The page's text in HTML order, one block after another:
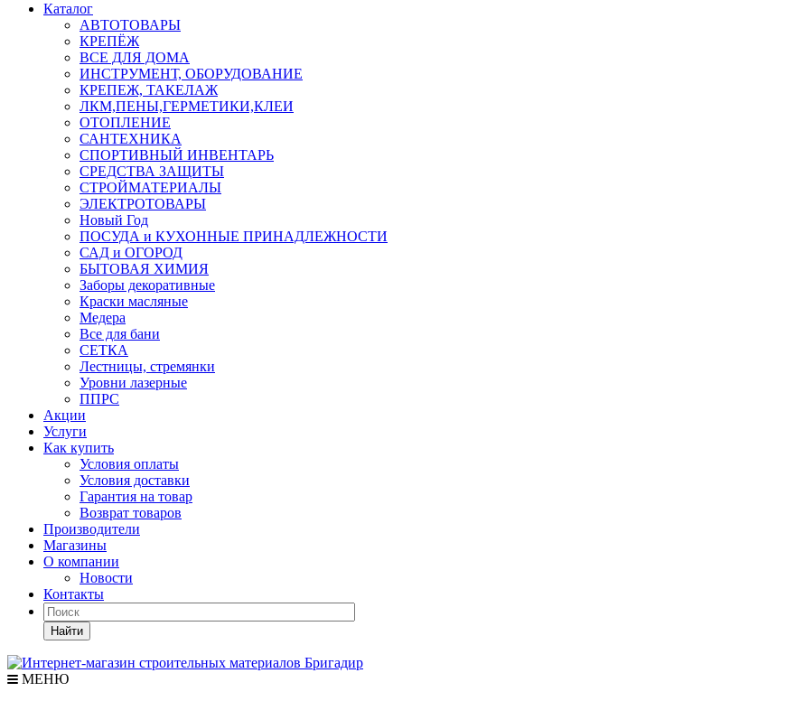
Каталог
АВТОТОВАРЫ
КРЕПЁЖ
ВСЕ ДЛЯ ДОМА
ИНСТРУМЕНТ, ОБОРУДОВАНИЕ
КРЕПЕЖ, ТАКЕЛАЖ
ЛКМ,ПЕНЫ,ГЕРМЕТИКИ,КЛЕИ
ОТОПЛЕНИЕ
САНТЕХНИКА
СПОРТИВНЫЙ ИНВЕНТАРЬ
СРЕДСТВА ЗАЩИТЫ
СТРОЙМАТЕРИАЛЫ
ЭЛЕКТРОТОВАРЫ
Новый Год
ПОСУДА и КУХОННЫЕ ПРИНАДЛЕЖНОСТИ
САД и ОГОРОД
БЫТОВАЯ ХИМИЯ
Заборы декоративные
Краски масляные
Медера
Все для бани
СЕТКА
Лестницы, стремянки
Уровни лазерные
ППРС
Акции
Услуги
Как купить
Условия оплаты
Условия доставки
Гарантия на товар
Возврат товаров
Производители
Магазины
О компании
Новости
Контакты
Найти
МЕНЮ